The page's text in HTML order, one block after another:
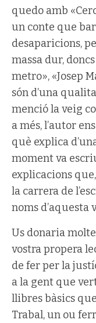
quedo amb
un conte que
desaparicions,
massa dur,
metro», «Josep
són d’una
menció la veig
a més, l’autor
què explica
moment va
explicacions
la carrera de
noms d’aquesta
Us donaria
vostra propera
de fer per la
a la gent que
llibres bàsics
Trabal, un ou